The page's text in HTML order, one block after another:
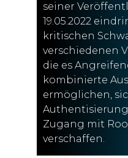
seiner
19.05.2022
kritischen
verschiedenen
die es
kombinierte
ermöglichen,
Zugang mit
verschaffen.